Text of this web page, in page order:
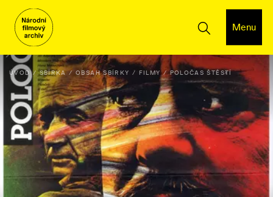
Menu
ÚVOD SBÍRKA OBSAH SBÍRKY FILMY POLOČAS ŠTĚSTÍ